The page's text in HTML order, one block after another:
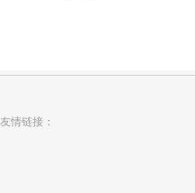
友情链接：